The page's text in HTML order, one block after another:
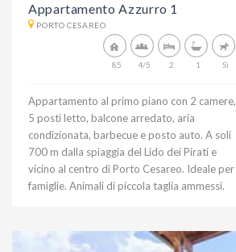
Appartamento Azzurro 1
PORTO CESAREO
Sì
1
2
4/5
85
Appartamento al primo piano con 2 camere,
5 posti letto, balcone arredato, aria
condizionata, barbecue e posto auto. A soli
700 m dalla spiaggia del Lido dei Pirati e
vicino al centro di Porto Cesareo. Ideale per
famiglie. Animali di piccola taglia ammessi.